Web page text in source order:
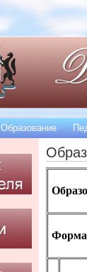
Форма
Образование